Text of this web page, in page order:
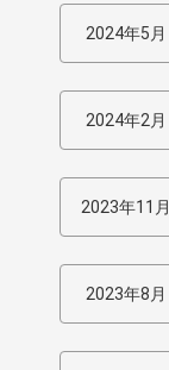
2024年5月
2024年2月
2023年11月
2023年8月